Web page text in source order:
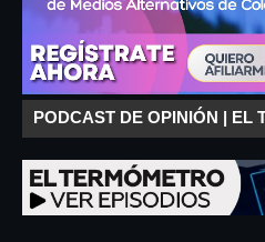
PODCAST DE OPINIÓN | EL